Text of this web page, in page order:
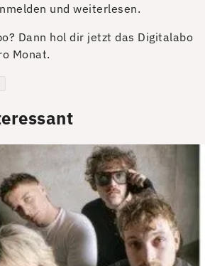
und weiterlesen.
Dann hol dir jetzt das Digitalabo
Monat.